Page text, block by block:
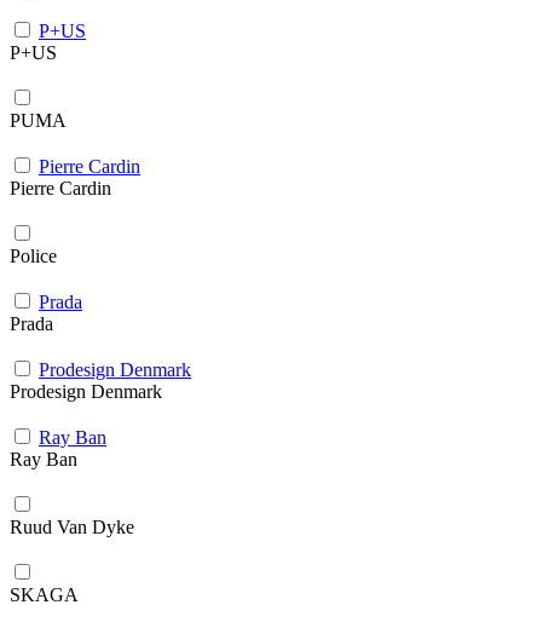
P+US
P+US
PUMA
Pierre Cardin
Pierre Cardin
Police
Prada
Prada
Prodesign Denmark
Prodesign Denmark
Ray Ban
Ray Ban
Ruud Van Dyke
SKAGA